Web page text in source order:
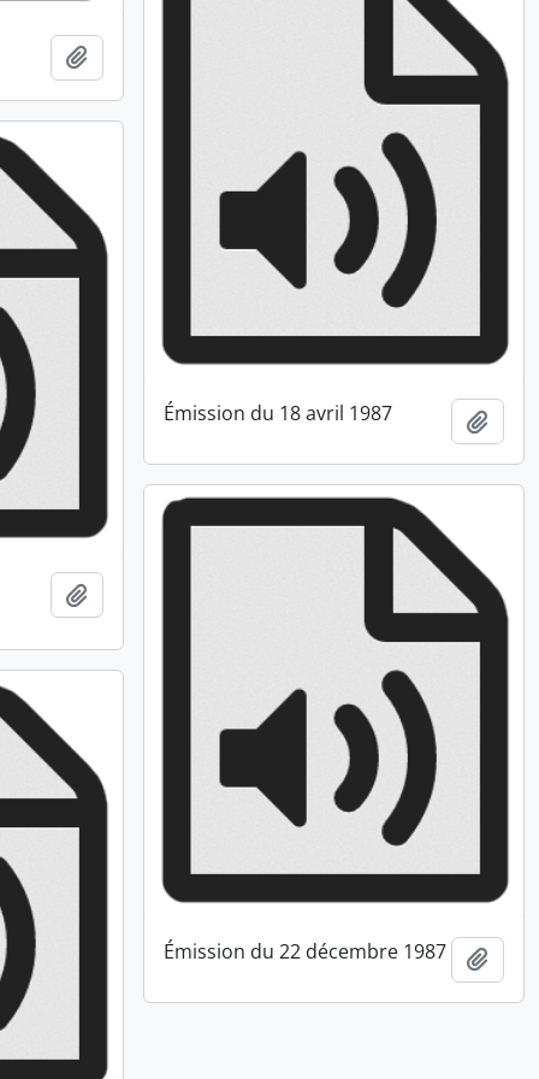
Ajouter au presse-papier
Émission du 18 avril 1987
Ajouter au presse-papier
Émission du 22 décembre 1987